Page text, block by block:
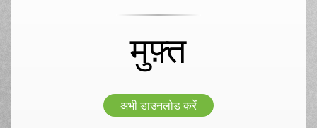
मुफ़्त
अभी डाउनलोड करें